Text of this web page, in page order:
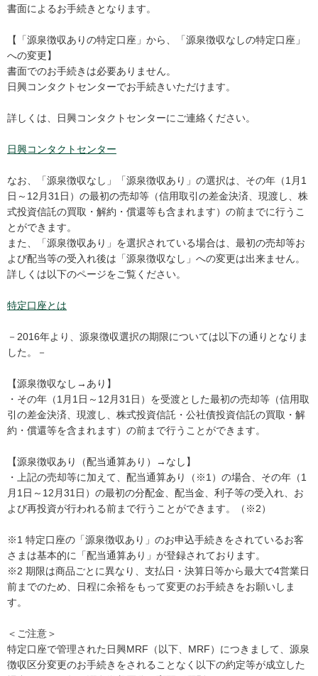
書面によるお手続きとなります。
【「源泉徴収ありの特定口座」から、「源泉徴収なしの特定口座」
への変更】
書面でのお手続きは必要ありません。
日興コンタクトセンターでお手続きいただけます。
詳しくは、日興コンタクトセンターにご連絡ください。
日興コンタクトセンター
なお、「源泉徴収なし」「源泉徴収あり」の選択は、その年（1月1
日～12月31日）の最初の売却等（信用取引の差金決済、現渡し、株
式投資信託の買取・解約・償還等も含まれます）の前までに行うこ
とができます。
また、「源泉徴収あり」を選択されている場合は、最初の売却等お
よび配当等の受入れ後は「源泉徴収なし」への変更は出来ません。
詳しくは以下のページをご覧ください。
特定口座とは
－2016年より、源泉徴収選択の期限については以下の通りとなりま
した。－
【源泉徴収なし→あり】
・その年（1月1日～12月31日）を受渡とした最初の売却等（信用取
引の差金決済、現渡し、株式投資信託・公社債投資信託の買取・解
約・償還等を含まれます）の前まで行うことができます。
【源泉徴収あり（配当通算あり）→なし】
・上記の売却等に加えて、配当通算あり（※1）の場合、その年（1
月1日～12月31日）の最初の分配金、配当金、利子等の受入れ、お
よび再投資が行われる前まで行うことができます。（※2）
※1 特定口座の「源泉徴収あり」のお申込手続きをされているお客
さまは基本的に「配当通算あり」が登録されております。
※2 期限は商品ごとに異なり、支払日・決算日等から最大で4営業日
前までのため、日程に余裕をもって変更のお手続きをお願いしま
す。
＜ご注意＞
特定口座で管理された日興MRF（以下、MRF）につきまして、源泉
徴収区分変更のお手続きをされることなく以下の約定等が成立した